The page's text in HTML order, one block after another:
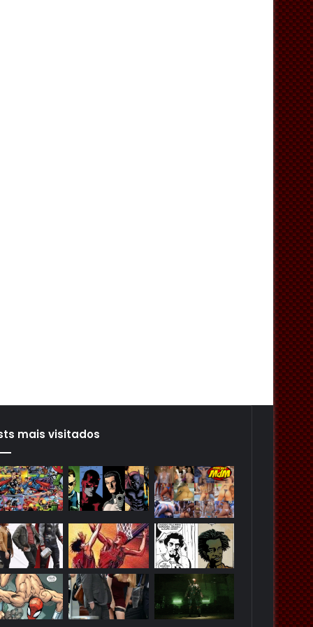
mais visitados